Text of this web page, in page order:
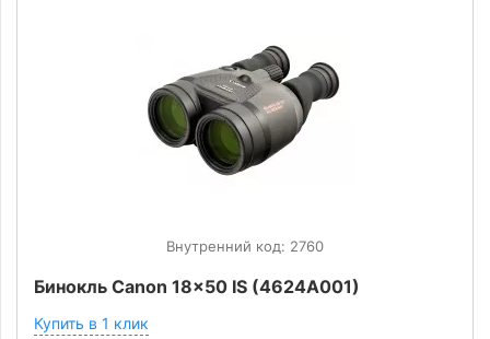
Внутренний код: 2760
Бинокль Canon 18x50 IS (4624A001)
Купить в 1 клик